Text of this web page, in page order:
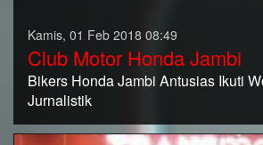
Kamis, 01 Feb 2018 08:49
Club Motor Honda Jambi
Bikers Honda Jambi Antusias Ikuti
Jurnalistik